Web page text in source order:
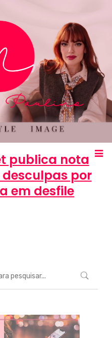
publica nota
por
em desfile